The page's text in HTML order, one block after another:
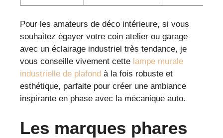
Pour les amateurs de déco intérieure, si vous
souhaitez égayer votre coin atelier ou garage
avec un éclairage industriel très tendance, je
vous conseille vivement cette lampe murale
industrielle de plafond à la fois robuste et
esthétique, parfaite pour créer une ambiance
inspirante en phase avec la mécanique auto.
Les marques phares